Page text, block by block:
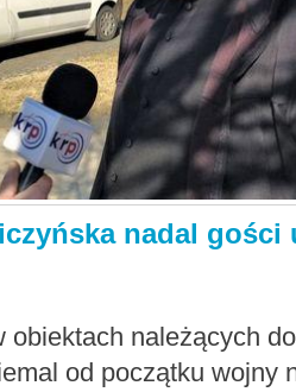
nadal gości
obiektach należących
od początku wojny